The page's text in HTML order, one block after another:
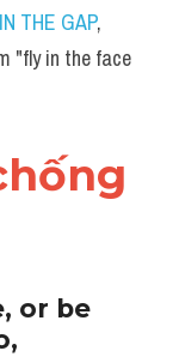
THE GAP,
"fly in the face
or be